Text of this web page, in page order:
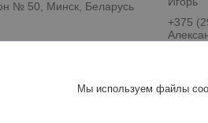
№ 50, Минск, Беларусь
+375
Мы используем файлы